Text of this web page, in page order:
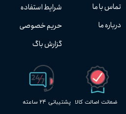
پشتیبانی ۲۴ ساعته ضمانت اصالت کالا
شرایط استفاده
حریم خصوصی
گزارش باگ
تماس با ما
درباره ما